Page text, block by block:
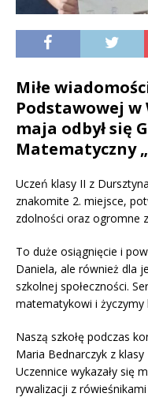
Miłe
Podstawowej w
maja odbył się
Matematyczny
Uczeń klasy II z
znakomite 2. miejsce,
zdolności oraz ogromne
To duże osiągnięcie i
Daniela, ale również dla
szkolnej społeczności.
matematykowi i życzymy
Naszą szkołę podczas
Maria Bednarczyk z klasy
Uczennice wykazały się
rywalizacji z